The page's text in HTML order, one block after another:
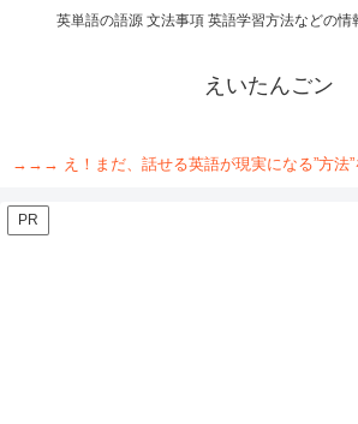
英単語の語源 文法事項 英語学習方法などの情
えいたんごン
→→→ え！まだ、話せる英語が現実になる”方
PR